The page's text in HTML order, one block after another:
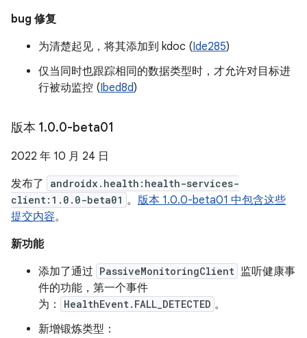
bug 修复
为清楚起见，将其添加到 kdoc (Ide285)
仅当同时也跟踪相同的数据类型时，才允许对目标进
行被动监控 (Ibed8d)
版本 1.0.0-beta01
2022 年 10 月 24 日
发布了
androidx.health:health-services-
client:1.0.0-beta01 。 版本 1.0.0-beta01 中包含这些
提交内容。
新功能
添加了通过 PassiveMonitoringClient 监听健康事
件的功能，第一个事件
为：
HealthEvent.FALL_DETECTED 。
新增锻炼类型：